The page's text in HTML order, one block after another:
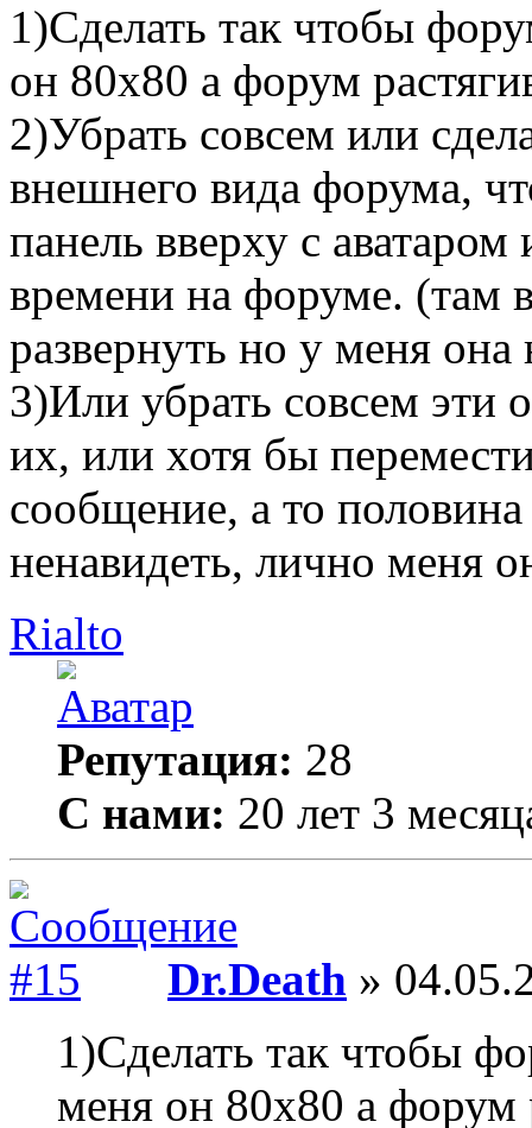
1)Сделать так чтобы
он 80х80 а форум
2)Убрать совсем или
внешнего вида форума,
панель вверху с
времени на форуме. (там
развернуть но у меня
3)Или убрать совсем эти
их, или хотя бы
сообщение, а то
ненавидеть, лично меня
Rialto
Репутация: 28
С нами: 20 лет 3
Dr.Death »
1)Сделать так чтобы
меня он 80х80 а форум